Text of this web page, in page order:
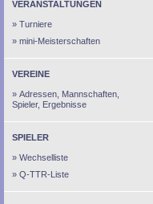
VERANSTALTUNGEN
Turniere
mini-Meisterschaften
VEREINE
Adressen, Mannschaften,
Spieler, Ergebnisse
SPIELER
Wechselliste
Q-TTR-Liste